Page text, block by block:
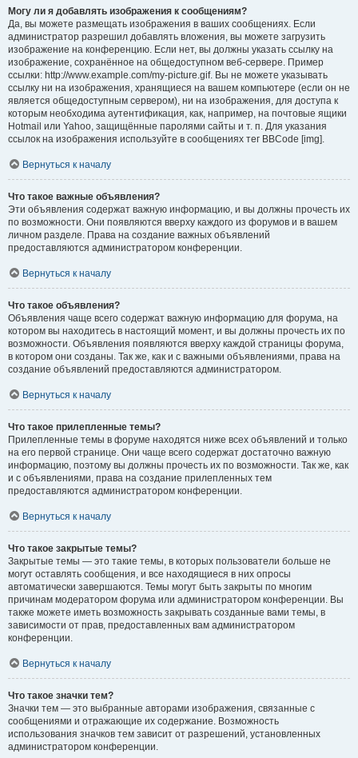
Могу ли я добавлять изображения к сообщениям?
Да, вы можете размещать изображения в ваших сообщениях. Если
администратор разрешил добавлять вложения, вы можете загрузить
изображение на конференцию. Если нет, вы должны указать ссылку на
изображение, сохранённое на общедоступном веб-сервере. Пример
ссылки: http://www.example.com/my-picture.gif. Вы не можете указывать
ссылку ни на изображения, хранящиеся на вашем компьютере (если он не
является общедоступным сервером), ни на изображения, для доступа к
которым необходима аутентификация, как, например, на почтовые ящики
Hotmail или Yahoo, защищённые паролями сайты и т. п. Для указания
ссылок на изображения используйте в сообщениях тег BBCode [img].
Вернуться к началу
Что такое важные объявления?
Эти объявления содержат важную информацию, и вы должны прочесть их
по возможности. Они появляются вверху каждого из форумов и в вашем
личном разделе. Права на создание важных объявлений
предоставляются администратором конференции.
Вернуться к началу
Что такое объявления?
Объявления чаще всего содержат важную информацию для форума, на
котором вы находитесь в настоящий момент, и вы должны прочесть их по
возможности. Объявления появляются вверху каждой страницы форума,
в котором они созданы. Так же, как и с важными объявлениями, права на
создание объявлений предоставляются администратором.
Вернуться к началу
Что такое прилепленные темы?
Прилепленные темы в форуме находятся ниже всех объявлений и только
на его первой странице. Они чаще всего содержат достаточно важную
информацию, поэтому вы должны прочесть их по возможности. Так же, как
и с объявлениями, права на создание прилепленных тем
предоставляются администратором конференции.
Вернуться к началу
Что такое закрытые темы?
Закрытые темы — это такие темы, в которых пользователи больше не
могут оставлять сообщения, и все находящиеся в них опросы
автоматически завершаются. Темы могут быть закрыты по многим
причинам модератором форума или администратором конференции. Вы
также можете иметь возможность закрывать созданные вами темы, в
зависимости от прав, предоставленных вам администратором
конференции.
Вернуться к началу
Что такое значки тем?
Значки тем — это выбранные авторами изображения, связанные с
сообщениями и отражающие их содержание. Возможность
использования значков тем зависит от разрешений, установленных
администратором конференции.